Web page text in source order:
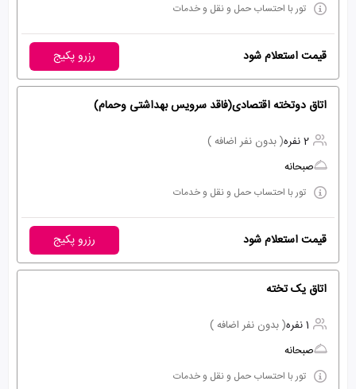
تور با احتساب حمل و نقل و خدمات
قیمت استعلام شود رزرو پکیج
اتاق دوتخته اقتصادی(فاقد سرویس بهداشتی وحمام)
2 نفره
( بدون نفر اضافه )
صبحانه
تور با احتساب حمل و نقل و خدمات
قیمت استعلام شود رزرو پکیج
اتاق یک تخته
1 نفره
( بدون نفر اضافه )
صبحانه
تور با احتساب حمل و نقل و خدمات